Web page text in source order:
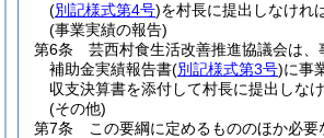
(別記様式第4号)を村長に提出しなけれ
(事業実績の報告)
第6条
芸西村食生活改善推進協議会は、
補助金実績報告書(別記様式第3号)に事
収支決算書を添付して村長に提出しな
(その他)
第7条
この要綱に定めるもののほか必要